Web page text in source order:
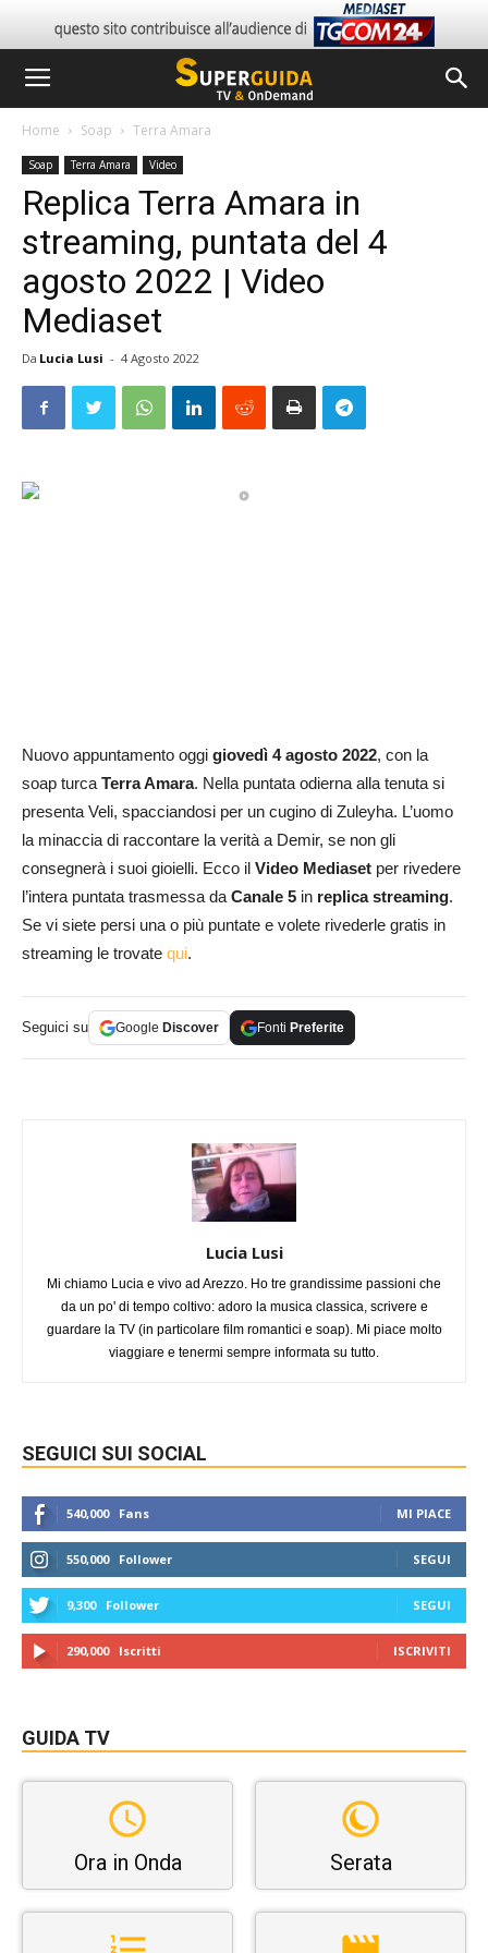
Home Soap Terra Amara
Soap Terra Amara Video
Replica Terra Amara in
streaming, puntata del 4
agosto 2022 | Video
Mediaset
Da Lucia Lusi - 4 Agosto 2022
Nuovo appuntamento oggi giovedì 4 agosto 2022, con la
soap turcaTerra Amara. Nella puntata odierna alla tenuta si
presenta Veli, spacciandosi per un cugino di Zuleyha. L’uomo
la minaccia di raccontare la verità a Demir, se non gli
consegnerà i suoi gioielli. Ecco il Video Mediaset per rivedere
l’intera puntata trasmessa daCanale 5 in replica streaming.
Se vi siete persi una o più puntate e volete rivederle gratis in
streaming le trovate qui.
Seguici su Google Discover Fonti Preferite
Lucia Lusi
Mi chiamo Lucia e vivo ad Arezzo. Ho tre grandissime passioni che
da un po' di tempo coltivo: adoro la musica classica, scrivere e
guardare la TV (in particolare film romantici e soap). Mi piace molto
viaggiare e tenermi sempre informata su tutto.
SEGUICI SUI SOCIAL
540,000 Fans MI PIACE
550,000 Follower SEGUI
9,300 Follower SEGUI
290,000 Iscritti ISCRIVITI
GUIDA TV
Ora in Onda Serata